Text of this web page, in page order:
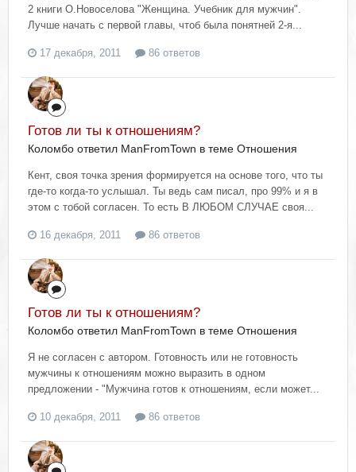
2 книги О.Новоселова "Женщина. Учебник для мужчин".
Лучше начать с первой главы, чтоб была понятней 2-я...
17 декабря, 2011 86 ответов
Готов ли ты к отношениям?
Коломбо ответил ManFromTown в теме Отношения
Кент, своя точка зрения формируется на основе того, что ты
где-то когда-то услышал. Ты ведь сам писал, про 99% и я в
этом с тобой согласен. То есть В ЛЮБОМ СЛУЧАЕ своя...
16 декабря, 2011 86 ответов
Готов ли ты к отношениям?
Коломбо ответил ManFromTown в теме Отношения
Я не согласен с автором. Готовность или не готовность
мужчины к отношениям можно выразить в одном
предложении - "Мужчина готов к отношениям, если может...
10 декабря, 2011 86 ответов